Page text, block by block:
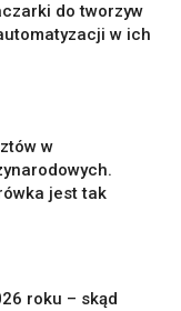
do tworzyw
w ich
w
jest tak
roku – skąd